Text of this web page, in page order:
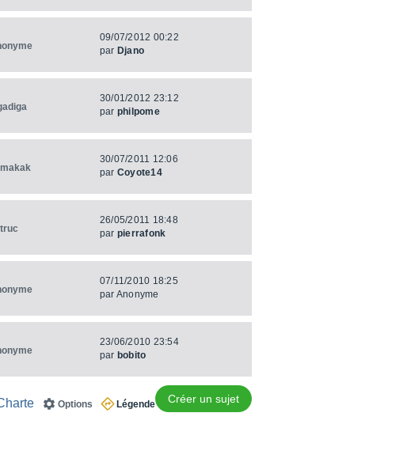
09/07/2012 00:22
par Djano
30/01/2012 23:12
par philpome
30/07/2011 12:06
par Coyote14
26/05/2011 18:48
par pierrafonk
07/11/2010 18:25
par Anonyme
23/06/2010 23:54
par bobito
Créer un sujet
Légende
Options